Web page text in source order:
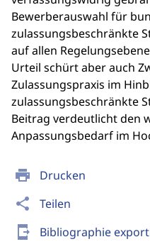
print Drucken
share Teilen
send_to_mobile Bibliographie
Bewerberauswahl für
zulassungsbeschränkte
auf allen
Urteil schürt aber auch
Zulassungspraxis im
zulassungsbeschränkte
Beitrag verdeutlicht den
Anpassungsbedarf im